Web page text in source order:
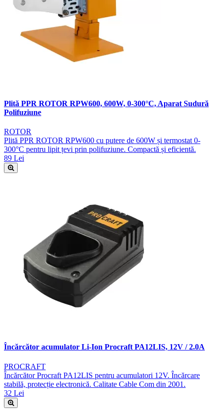
Plită PPR ROTOR RPW600, 600W, 0-300°C, Aparat Sudură
Polifuziune
ROTOR
Plită PPR ROTOR RPW600 cu putere de 600W și termostat 0-
300°C pentru lipit țevi prin polifuziune. Compactă și eficientă.
89 Lei
Încărcător acumulator Li-Ion Procraft PA12LIS, 12V / 2.0A
PROCRAFT
Încărcător Procraft PA12LIS pentru acumulatori 12V. Încărcare
stabilă, protecție electronică. Calitate Cable Com din 2001.
32 Lei